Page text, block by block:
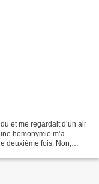
et me regardait d’un air
homonymie m’a
deuxième fois. Non,